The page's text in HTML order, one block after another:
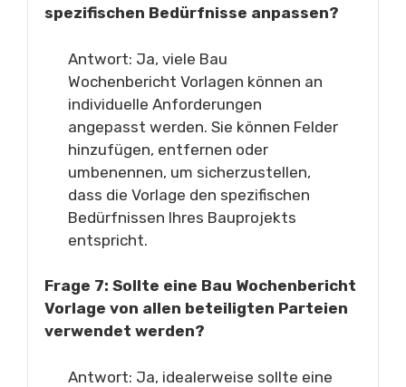
spezifischen Bedürfnisse anpassen?
Antwort: Ja, viele Bau
Wochenbericht Vorlagen können an
individuelle Anforderungen
angepasst werden. Sie können Felder
hinzufügen, entfernen oder
umbenennen, um sicherzustellen,
dass die Vorlage den spezifischen
Bedürfnissen Ihres Bauprojekts
entspricht.
Frage 7: Sollte eine Bau Wochenbericht
Vorlage von allen beteiligten Parteien
verwendet werden?
Antwort: Ja, idealerweise sollte eine